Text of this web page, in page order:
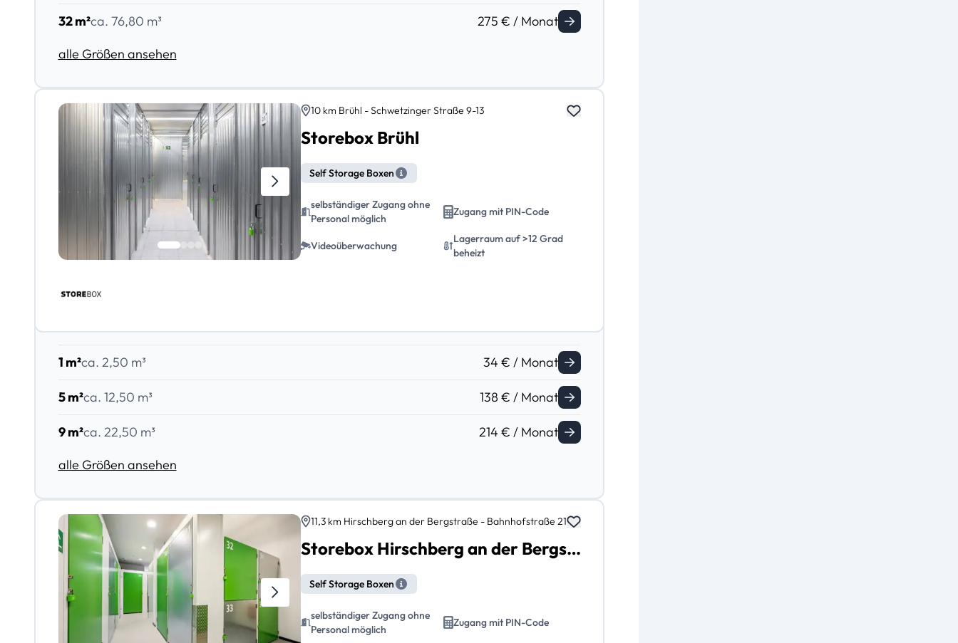
32 m²ca. 76,80 m³
275 € / Monat
alle Größen ansehen
10 km Brühl - Schwetzinger Straße 9-13
Storebox Brühl
Self Storage Boxen
selbständiger Zugang ohne
Personal möglich
Zugang mit PIN-Code
Videoüberwachung
Lagerraum auf >12 Grad
beheizt
1 m²ca. 2,50 m³ 34 € / Monat
5 m²ca. 12,50 m³ 138 € / Monat
9 m²ca. 22,50 m³
214 € / Monat
alle Größen ansehen
11,3 km Hirschberg an der Bergstraße - Bahnhofstraße 21
Storebox Hirschberg an der Bergstraße Bahnhofstraße 21
Self Storage Boxen
selbständiger Zugang ohne
Personal möglich
Zugang mit PIN-Code